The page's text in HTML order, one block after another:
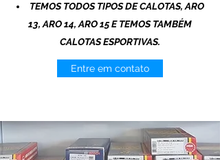
TEMOS TODOS TIPOS DE CALOTAS, ARO
13, ARO 14, ARO 15 E TEMOS TAMBÉM
CALOTAS ESPORTIVAS.
Entre em contato